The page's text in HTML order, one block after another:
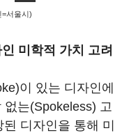
서울시)
미학적 가치 고려
이 있는 디자인에
는(Spokeless) 고
디자인을 통해 미